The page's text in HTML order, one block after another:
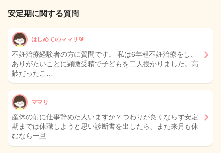
安定期に関する質問
はじめてのママリ🔰
不妊治療経験者の方に質問です。 私は6年程不妊治療をし、
ありがたいことに顕微受精で子どもを二人授かりました。高
齢だったこ…
ママリ
産休の前に仕事辞めた人いますか？つわりが良くならず安定
期までは休職しようと思い診断書を出したら、また来月も休
むなら一旦…